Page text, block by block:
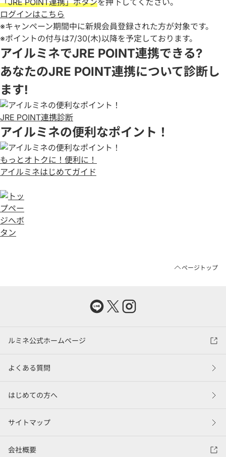
「JRE POINT連携」ボタンを押下してください。
ログインはこちら
※キャンペーン期間中に新規会員登録された方が対象です。
※ポイントの付与は7/30(木)以降を予定しております。
アイルミネでJRE POINT連携できる?
あなたのJRE POINT連携について診断し
ます!
JRE POINT連携診断
アイルミネの便利なポイント！
もっとオトクに！便利に！
アイルミネはじめてガイド
ページトップ
ルミネ公式ホームページ
よくある質問
はじめての方へ
サイトマップ
会社概要